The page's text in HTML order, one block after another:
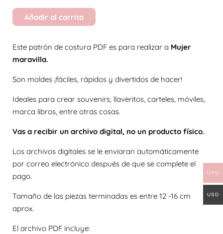
Añadir al carrito
Este patrón de costura PDF es para realizar a Mujer
maravilla.
Son moldes ¡fáciles, rápidos y divertidos de hacer!
Ideales para crear souvenirs, llaveritos, carteles, móviles,
marca libros, entre otras cosas.
Vas a recibir un archivo digital, no un producto físico.
Los archivos digitales se le enviaran automáticamente
por correo electrónico después de que se complete el
pago.
Tamaño de las piezas terminadas es entre 12 -16 cm
aprox.
El archivo PDF incluye:
UYU
USD